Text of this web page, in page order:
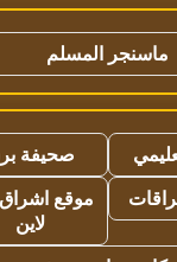
ماسنجر المسلم
صحيفة
موقع
لاين